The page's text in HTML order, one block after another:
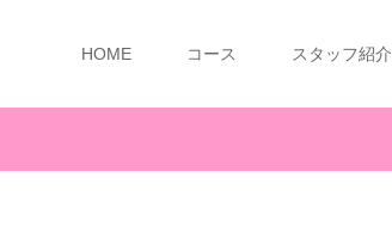
HOME コース スタッフ紹介
せ